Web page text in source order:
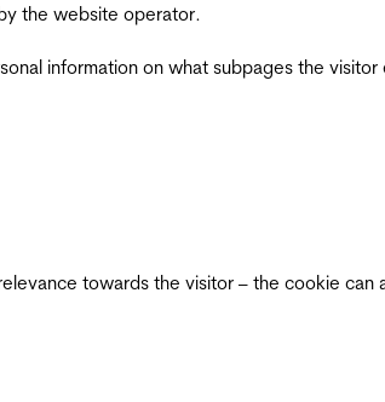
the website operator.
information on what subpages the
towards the visitor – the cookie